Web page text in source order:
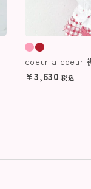
coeur a coeur
¥3,630 税込